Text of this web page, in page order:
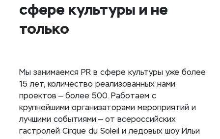
сфере культуры и не
только
Мы занимаемся PR в сфере культуры уже более
15 лет, количество реализованных нами
проектов — более 500. Работаем с
крупнейшими организаторами мероприятий и
лучшими событиями — от всероссийских
гастролей Cirque du Soleil и ледовых шоу Ильи